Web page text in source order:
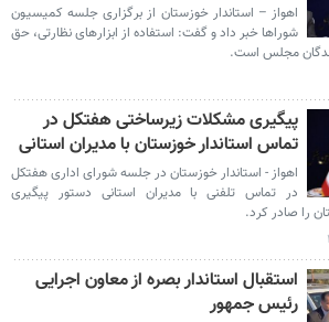
اهواز – استاندار خوزستان از برگزاری جلسه کمیسیون
شوراها خبر داد و گفت: استفاده از ابزارهای نظارتی، حق
مجلس است.
پیگیری مشکلات زیرساختی هفتکل در
تماس استاندار خوزستان با مدیران استانی
اهواز - استاندار خوزستان در جلسه شورای اداری هفتکل
در تماس تلفنی با مدیران استانی دستور پیگیری
را صادر کرد.
استقبال استاندار بصره از معاون اجرایی
رئیس جمهور